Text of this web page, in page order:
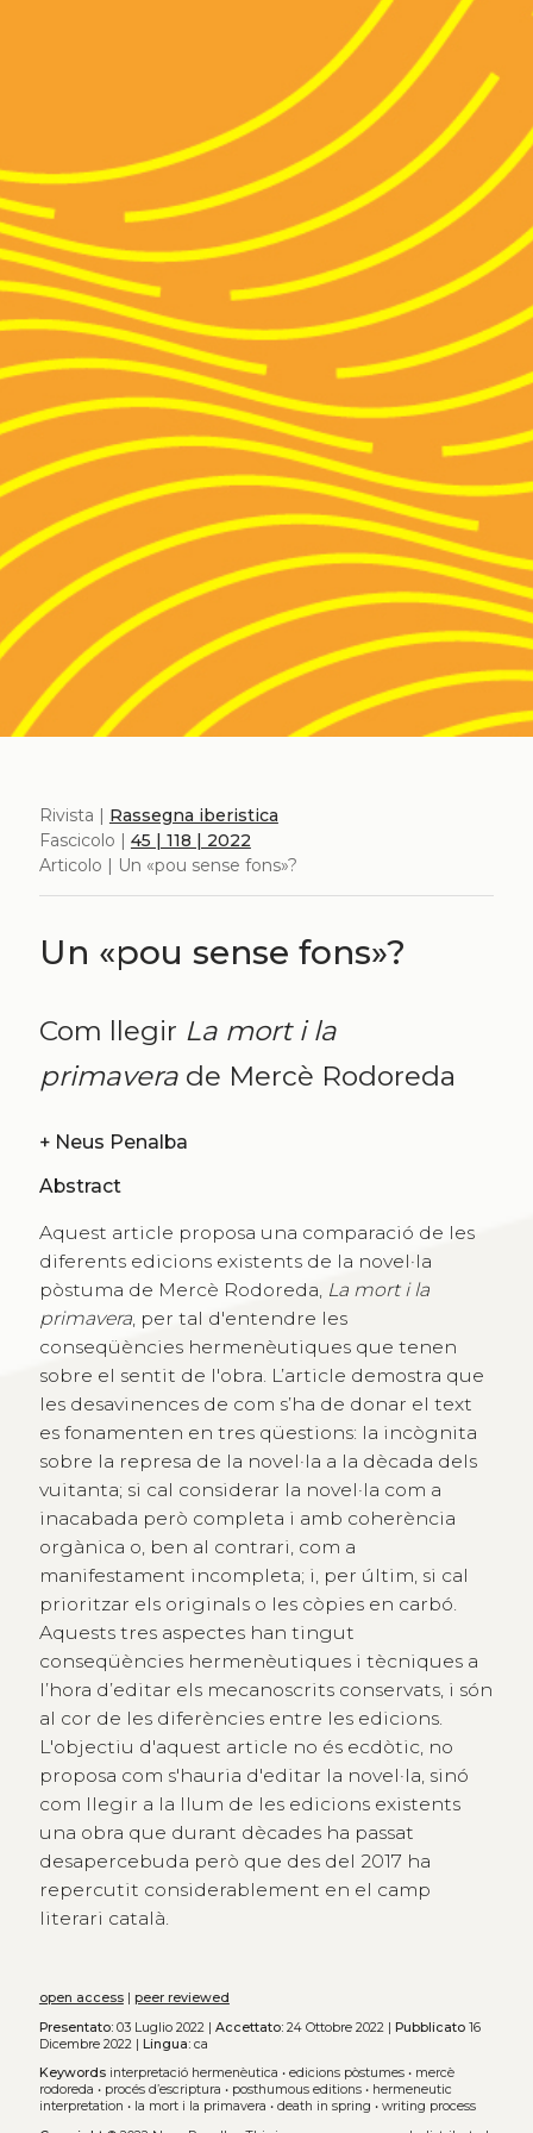
Rivista | Rassegna iberistica
Fascicolo | 45 | 118 | 2022
Articolo | Un «pou sense fons»?
Un «pou sense fons»?
Com llegir La mort i la
primaverade Mercè Rodoreda
+ Neus Penalba
Abstract
Aquest article proposa una comparació de les
diferents edicions existents de la novel·la
pòstuma de Mercè Rodoreda, La mort i la
primavera, per tal d'entendre les
conseqüències hermenèutiques que tenen
sobre el sentit de l'obra. L’article demostra que
les desavinences de com s’ha de donar el text
es fonamenten en tres qüestions: la incògnita
sobre la represa de la novel·la a la dècada dels
vuitanta; si cal considerar la novel·la com a
inacabada però completa i amb coherència
orgànica o, ben al contrari, com a
manifestament incompleta; i, per últim, si cal
prioritzar els originals o les còpies en carbó.
Aquests tres aspectes han tingut
conseqüències hermenèutiques i tècniques a
l’hora d’editar els mecanoscrits conservats, i són
al cor de les diferències entre les edicions.
L'objectiu d'aquest article no és ecdòtic, no
proposa com s'hauria d'editar la novel·la, sinó
com llegir a la llum de les edicions existents
una obra que durant dècades ha passat
desapercebuda però que des del 2017 ha
repercutit considerablement en el camp
literari català.
open access| peer reviewed
Presentato:03 Luglio 2022 | Accettato:24 Ottobre 2022 | Pubblicato16
Dicembre 2022 | Lingua:ca
Keywords interpretació hermenèutica • edicions pòstumes• mercè
rodoreda • procés d’escriptura • posthumous editions• hermeneutic
interpretation • la mort i la primavera • death in spring • writing process